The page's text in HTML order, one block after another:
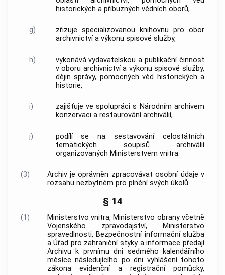
historických a příbuzných vědních oborů,
g)
zřizuje specializovanou knihovnu pro obor
archivnictví a výkonu spisové služby,
h)
vykonává vydavatelskou a publikační činnost
v oboru archivnictví a výkonu spisové služby,
dějin správy, pomocných věd historických a
historie,
i)
zajišťuje ve spolupráci s Národním archivem
konzervaci a restaurování archiválií,
j)
podílí se na sestavování celostátních
tematických soupisů archiválií
organizovaných Ministerstvem vnitra.
(3) Archiv je oprávněn zpracovávatosobní údaje v
rozsahu nezbytném pro plnění svých úkolů.
§ 14
(1)
Ministerstvo vnitra, Ministerstvo obrany včetně
Vojenského zpravodajství, Ministerstvo
spravedlnosti, Bezpečnostní informační služba
a Úřad pro zahraniční styky a informace předají
Archivu k prvnímu dni sedmého kalendářního
měsíce následujícího po dni vyhlášení tohoto
zákona evidenční a registrační pomůcky,